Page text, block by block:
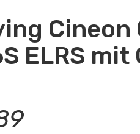
Cineon
ELRS mit